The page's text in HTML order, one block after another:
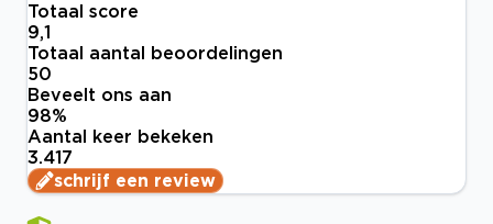
Totaal score
9,1
Totaal aantal beoordelingen
50
Beveelt ons aan
98%
Aantal keer bekeken
3.417
schrijf een review